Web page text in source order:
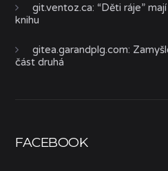
git.ventoz.ca: “Děti ráje”
knihu
gitea.garandplg.com:
část druhá
FACEBOOK